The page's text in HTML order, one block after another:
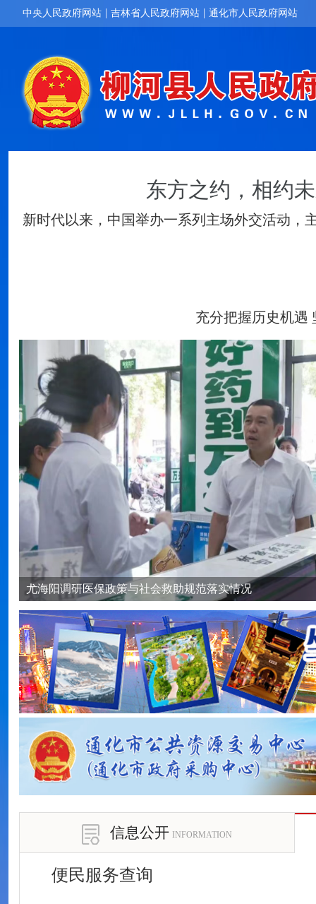
中央人民政府网站 | 吉林省人民政府网站 | 通化市人民政府网站
东方之约，相约
新时代以来，中国举办一系列主场外交活动，
充分把握历史机遇
我县召开防汛工作视频调度会议
信息公开 INFORMATION
便民服务查询